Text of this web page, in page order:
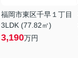
福岡市東区千早１丁目
3LDK (77.82㎡)
3,190万円